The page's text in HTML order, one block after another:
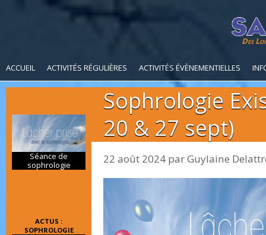
Des
ACCUEIL ACTIVITÉS RÉGULIÈRES ACTIVITÉS ÉVÈNEMENTIELLES
Sophrologie
20 & 27 sept)
22 août 2024 parGuylaine
Séance de
sophrologie
ACTUS :
SOPHROLOGIE